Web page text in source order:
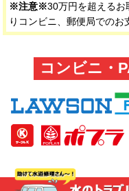
※注意※30万円を超えるお
りコンビニ、郵便局でのお
コンビニ・